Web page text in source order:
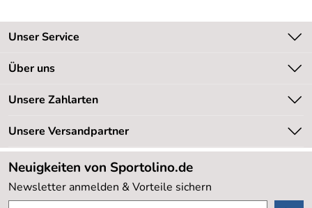
Unser Service
Kontakt
Newsletter
Retourenabwicklung
Lieferbedingungen
Kundenlogin
Über uns
Unsere Bestseller
Neu
Sale %
Kundenbewertungen (20.177)
4,8/5*****
Unsere Zahlarten
Unsere Versandpartner
Neuigkeiten von Sportolino.de
Newsletter anmelden & Vorteile sichern